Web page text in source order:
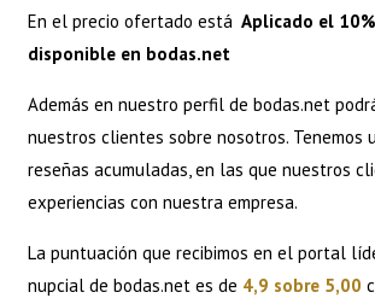
En el precio ofertado está Aplicado el
disponible en bodas.net
Además en nuestro perfil de bodas.net
nuestros clientes sobre nosotros. Tenemos
reseñas acumuladas, en las que nuestros
experiencias con nuestra empresa.
La puntuación que recibimos en el portal
nupcial de bodas.net es de 4,9 sobre 5,00